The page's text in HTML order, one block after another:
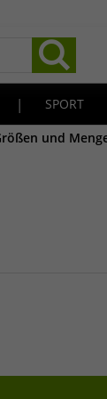
| SPORT
und